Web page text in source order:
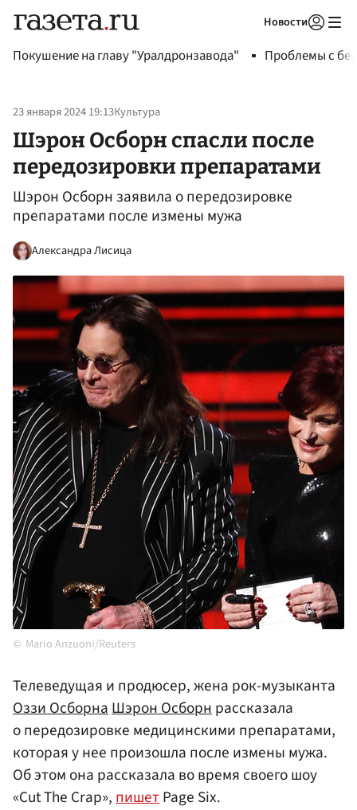
Новости
Покушение на главу "Уралдронзавода" Проблемы с
23 января 2024 19:13Культура
Шэрон Осборн спасли после
передозировки препаратами
Шэрон Осборн заявила о передозировке
препаратами после измены мужа
Александра Лисица
Mario Anzuoni/Reuters
Телеведущая и продюсер, жена рок-музыканта
Оззи ОсборнаШэрон Осборнрассказала
о передозировке медицинскими препаратами,
которая у нее произошла после измены мужа.
Об этом она рассказала во время своего шоу
«Cut The Crap»,пишетPage Six.